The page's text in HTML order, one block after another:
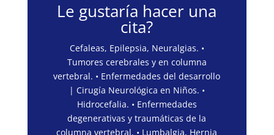
Le gustaría hacer una
cita?
Cefaleas, Epilepsia, Neuralgias. •
Tumores cerebrales y en columna
vertebral. • Enfermedades del desarrollo
| Cirugía Neurológica en Niños. •
Hidrocefalia. • Enfermedades
degenerativas y traumáticas de la
columna vertebral. • Lumbalgia, Hernia